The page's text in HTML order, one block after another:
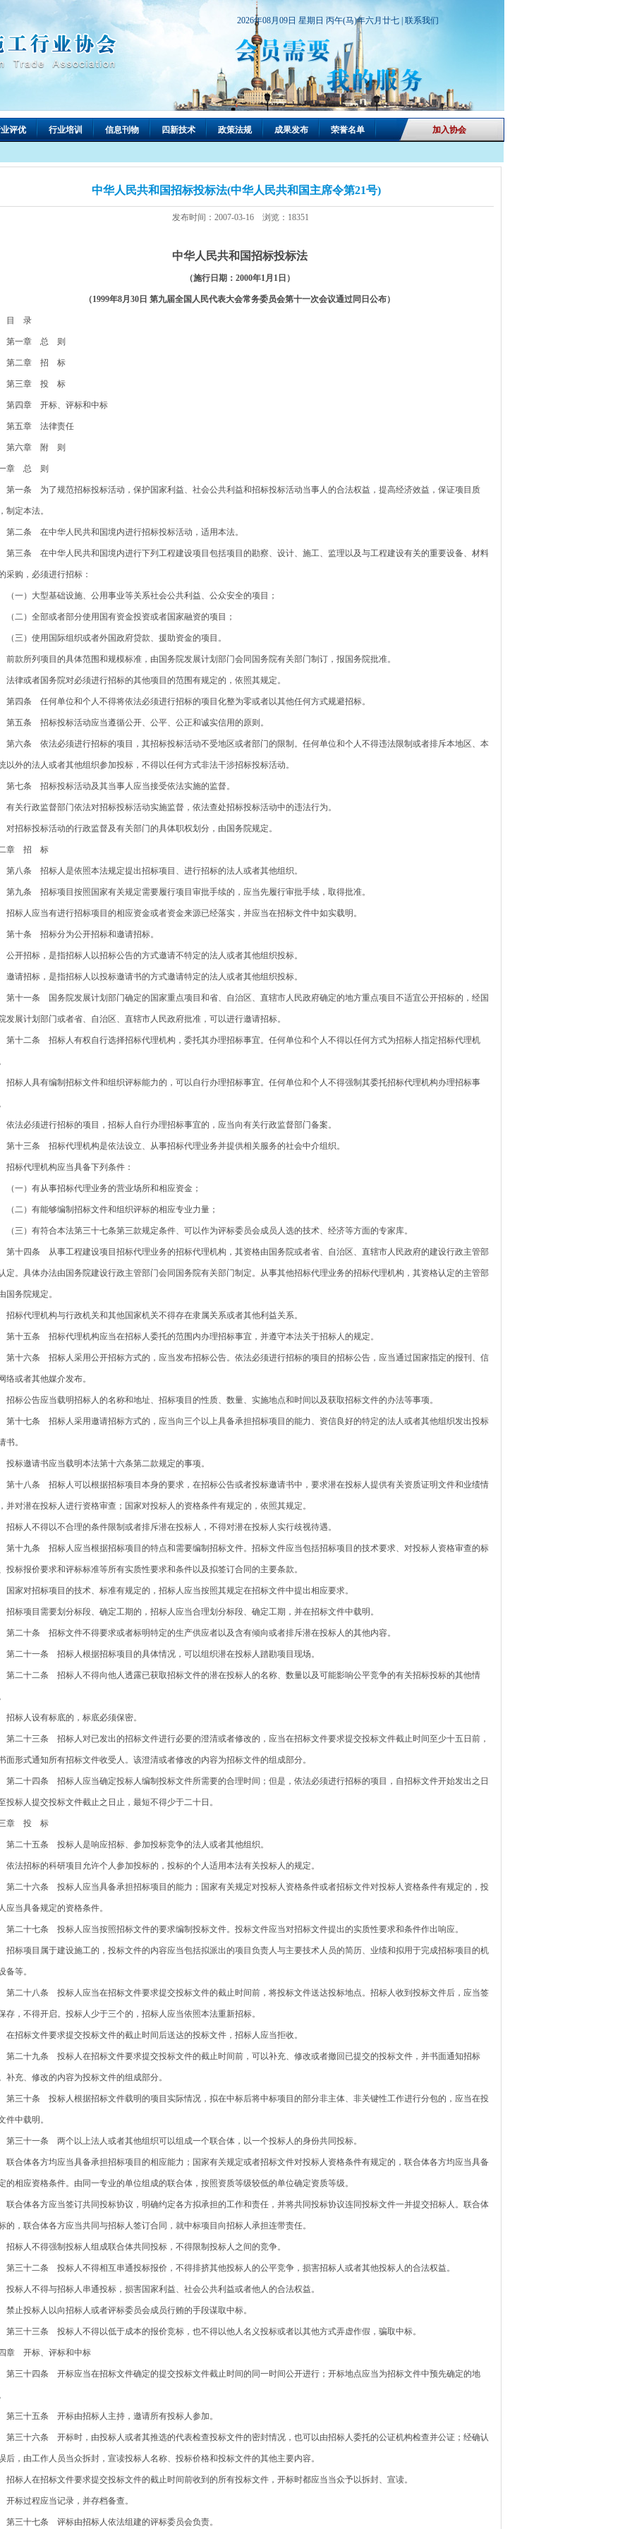
2026年08月09日 星期日 丙午(马)年六月廿七 | 联系我们
评优 行业培训 信息刊物 四新技术 政策法规 成果发布 荣誉名单 加入协会
中华人民共和国招标投标法(中华人民共和国主席令第21号)
发布时间：2007-03-16 浏览：18351
中华人民共和国招标投标法
（施行日期：2000年1月1日）
（1999年8月30日 第九届全国人民代表大会常务委员会第十一次会议通过同日公布）
录
一章 总 则
二章 招 标
三章 投 标
四章 开标、评标和中标
五章 法律责任
六章 附 则
章 总 则
一条 为了规范招标投标活动，保护国家利益、社会公共利益和招标投标活动当事人的合法权益，提高经济效益，保证项目质
制定本法。
二条 在中华人民共和国境内进行招标投标活动，适用本法。
三条 在中华人民共和国境内进行下列工程建设项目包括项目的勘察、设计、施工、监理以及与工程建设有关的重要设备、材料
采购，必须进行招标：
一）大型基础设施、公用事业等关系社会公共利益、公众安全的项目；
二）全部或者部分使用国有资金投资或者国家融资的项目；
三）使用国际组织或者外国政府贷款、援助资金的项目。
款所列项目的具体范围和规模标准，由国务院发展计划部门会同国务院有关部门制订，报国务院批准。
律或者国务院对必须进行招标的其他项目的范围有规定的，依照其规定。
四条 任何单位和个人不得将依法必须进行招标的项目化整为零或者以其他任何方式规避招标。
五条 招标投标活动应当遵循公开、公平、公正和诚实信用的原则。
六条 依法必须进行招标的项目，其招标投标活动不受地区或者部门的限制。任何单位和个人不得违法限制或者排斥本地区、本
以外的法人或者其他组织参加投标，不得以任何方式非法干涉招标投标活动。
七条 招标投标活动及其当事人应当接受依法实施的监督。
关行政监督部门依法对招标投标活动实施监督，依法查处招标投标活动中的违法行为。
招标投标活动的行政监督及有关部门的具体职权划分，由国务院规定。
章 招 标
八条 招标人是依照本法规定提出招标项目、进行招标的法人或者其他组织。
九条 招标项目按照国家有关规定需要履行项目审批手续的，应当先履行审批手续，取得批准。
标人应当有进行招标项目的相应资金或者资金来源已经落实，并应当在招标文件中如实载明。
十条 招标分为公开招标和邀请招标。
开招标，是指招标人以招标公告的方式邀请不特定的法人或者其他组织投标。
请招标，是指招标人以投标邀请书的方式邀请特定的法人或者其他组织投标。
十一条 国务院发展计划部门确定的国家重点项目和省、自治区、直辖市人民政府确定的地方重点项目不适宜公开招标的，经国
发展计划部门或者省、自治区、直辖市人民政府批准，可以进行邀请招标。
十二条 招标人有权自行选择招标代理机构，委托其办理招标事宜。任何单位和个人不得以任何方式为招标人指定招标代理机
标人具有编制招标文件和组织评标能力的，可以自行办理招标事宜。任何单位和个人不得强制其委托招标代理机构办理招标事
法必须进行招标的项目，招标人自行办理招标事宜的，应当向有关行政监督部门备案。
十三条 招标代理机构是依法设立、从事招标代理业务并提供相关服务的社会中介组织。
标代理机构应当具备下列条件：
一）有从事招标代理业务的营业场所和相应资金；
二）有能够编制招标文件和组织评标的相应专业力量；
三）有符合本法第三十七条第三款规定条件、可以作为评标委员会成员人选的技术、经济等方面的专家库。
十四条 从事工程建设项目招标代理业务的招标代理机构，其资格由国务院或者省、自治区、直辖市人民政府的建设行政主管部
定。具体办法由国务院建设行政主管部门会同国务院有关部门制定。从事其他招标代理业务的招标代理机构，其资格认定的主管部
国务院规定。
标代理机构与行政机关和其他国家机关不得存在隶属关系或者其他利益关系。
十五条 招标代理机构应当在招标人委托的范围内办理招标事宜，并遵守本法关于招标人的规定。
十六条 招标人采用公开招标方式的，应当发布招标公告。依法必须进行招标的项目的招标公告，应当通过国家指定的报刊、信
络或者其他媒介发布。
标公告应当载明招标人的名称和地址、招标项目的性质、数量、实施地点和时间以及获取招标文件的办法等事项。
十七条 招标人采用邀请招标方式的，应当向三个以上具备承担招标项目的能力、资信良好的特定的法人或者其他组织发出投标
书。
标邀请书应当载明本法第十六条第二款规定的事项。
十八条 招标人可以根据招标项目本身的要求，在招标公告或者投标邀请书中，要求潜在投标人提供有关资质证明文件和业绩情
并对潜在投标人进行资格审查；国家对投标人的资格条件有规定的，依照其规定。
标人不得以不合理的条件限制或者排斥潜在投标人，不得对潜在投标人实行歧视待遇。
十九条 招标人应当根据招标项目的特点和需要编制招标文件。招标文件应当包括招标项目的技术要求、对投标人资格审查的标
投标报价要求和评标标准等所有实质性要求和条件以及拟签订合同的主要条款。
家对招标项目的技术、标准有规定的，招标人应当按照其规定在招标文件中提出相应要求。
标项目需要划分标段、确定工期的，招标人应当合理划分标段、确定工期，并在招标文件中载明。
二十条 招标文件不得要求或者标明特定的生产供应者以及含有倾向或者排斥潜在投标人的其他内容。
二十一条 招标人根据招标项目的具体情况，可以组织潜在投标人踏勘项目现场。
二十二条 招标人不得向他人透露已获取招标文件的潜在投标人的名称、数量以及可能影响公平竞争的有关招标投标的其他情
标人设有标底的，标底必须保密。
二十三条 招标人对已发出的招标文件进行必要的澄清或者修改的，应当在招标文件要求提交投标文件截止时间至少十五日前，
面形式通知所有招标文件收受人。该澄清或者修改的内容为招标文件的组成部分。
二十四条 招标人应当确定投标人编制投标文件所需要的合理时间；但是，依法必须进行招标的项目，自招标文件开始发出之日
投标人提交投标文件截止之日止，最短不得少于二十日。
章 投 标
二十五条 投标人是响应招标、参加投标竞争的法人或者其他组织。
法招标的科研项目允许个人参加投标的，投标的个人适用本法有关投标人的规定。
二十六条 投标人应当具备承担招标项目的能力；国家有关规定对投标人资格条件或者招标文件对投标人资格条件有规定的，投
应当具备规定的资格条件。
二十七条 投标人应当按照招标文件的要求编制投标文件。投标文件应当对招标文件提出的实质性要求和条件作出响应。
标项目属于建设施工的，投标文件的内容应当包括拟派出的项目负责人与主要技术人员的简历、业绩和拟用于完成招标项目的机
备等。
二十八条 投标人应当在招标文件要求提交投标文件的截止时间前，将投标文件送达投标地点。招标人收到投标文件后，应当签
存，不得开启。投标人少于三个的，招标人应当依照本法重新招标。
招标文件要求提交投标文件的截止时间后送达的投标文件，招标人应当拒收。
二十九条 投标人在招标文件要求提交投标文件的截止时间前，可以补充、修改或者撤回已提交的投标文件，并书面通知招标
补充、修改的内容为投标文件的组成部分。
三十条 投标人根据招标文件载明的项目实际情况，拟在中标后将中标项目的部分非主体、非关键性工作进行分包的，应当在投
件中载明。
三十一条 两个以上法人或者其他组织可以组成一个联合体，以一个投标人的身份共同投标。
合体各方均应当具备承担招标项目的相应能力；国家有关规定或者招标文件对投标人资格条件有规定的，联合体各方均应当具备
的相应资格条件。由同一专业的单位组成的联合体，按照资质等级较低的单位确定资质等级。
合体各方应当签订共同投标协议，明确约定各方拟承担的工作和责任，并将共同投标协议连同投标文件一并提交招标人。联合体
的，联合体各方应当共同与招标人签订合同，就中标项目向招标人承担连带责任。
标人不得强制投标人组成联合体共同投标，不得限制投标人之间的竞争。
三十二条 投标人不得相互串通投标报价，不得排挤其他投标人的公平竞争，损害招标人或者其他投标人的合法权益。
标人不得与招标人串通投标，损害国家利益、社会公共利益或者他人的合法权益。
止投标人以向招标人或者评标委员会成员行贿的手段谋取中标。
三十三条 投标人不得以低于成本的报价竞标，也不得以他人名义投标或者以其他方式弄虚作假，骗取中标。
章 开标、评标和中标
三十四条 开标应当在招标文件确定的提交投标文件截止时间的同一时间公开进行；开标地点应当为招标文件中预先确定的地
三十五条 开标由招标人主持，邀请所有投标人参加。
三十六条 开标时，由投标人或者其推选的代表检查投标文件的密封情况，也可以由招标人委托的公证机构检查并公证；经确认
后，由工作人员当众拆封，宣读投标人名称、投标价格和投标文件的其他主要内容。
标人在招标文件要求提交投标文件的截止时间前收到的所有投标文件，开标时都应当当众予以拆封、宣读。
标过程应当记录，并存档备查。
三十七条 评标由招标人依法组建的评标委员会负责。